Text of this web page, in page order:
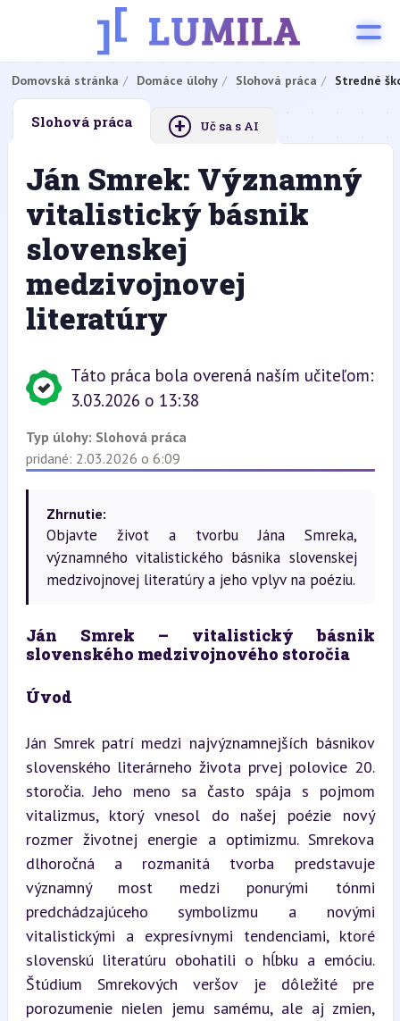
Domovská stránka Domáce úlohy Slohová práca Stredné
Slohová práca + Uč sa s AI
Ján Smrek: Významný
vitalistický básnik
slovenskej
medzivojnovej
literatúry
Táto práca bola overená naším učiteľom:
3.03.2026 o 13:38
Typ úlohy: Slohová práca
pridané: 2.03.2026 o 6:09
Zhrnutie:
Objavte život a tvorbu Jána Smreka,
významného vitalistického básnika slovenskej
medzivojnovej literatúry a jeho vplyv na poéziu.
Ján Smrek – vitalistický básnik
slovenského medzivojnového storočia
Úvod
Ján Smrek patrí medzi najvýznamnejších básnikov
slovenského literárneho života prvej polovice 20.
storočia. Jeho meno sa často spája s pojmom
vitalizmus, ktorý vnesol do našej poézie nový
rozmer životnej energie a optimizmu. Smrekova
dlhoročná a rozmanitá tvorba predstavuje
významný most medzi ponurými tónmi
predchádzajúceho symbolizmu a novými
vitalistickými a expresívnymi tendenciami, ktoré
slovenskú literatúru obohatili o hĺbku a emóciu.
Štúdium Smrekových veršov je dôležité pre
porozumenie nielen jemu samému, ale aj zmien,